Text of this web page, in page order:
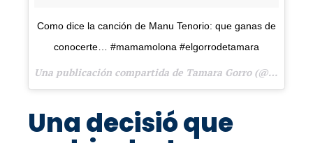
Como dice la canción de Manu Tenorio: que ganas de
conocerte… #mamamolona #elgorrodetamara
Una publicación compartida de Tamara Gorro (@tamara_gorro) el
Una decisió que